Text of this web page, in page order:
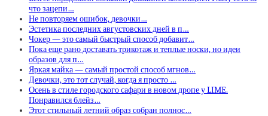
что зацепи…
Не повторяем ошибок, девочки…
Эстетика последних августовских дней в п…
Чокер — это самый быстрый способ добавит…
Пока еще рано доставать трикотаж и теплые носки, но идеи
образов для п…
Яркая майка — самый простой способ мгнов…
Девочки, это тот случай, когда я просто …
Осень в стиле городского сафари в новом дропе у LIME.
Понравился блейз…
Этот стильный летний образ собран полнос…